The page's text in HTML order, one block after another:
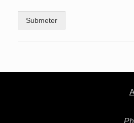
Submeter